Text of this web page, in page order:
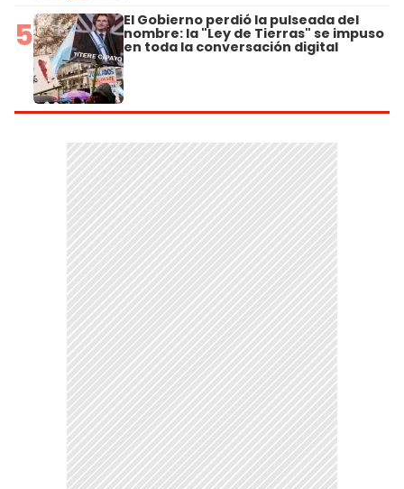
5 El Gobierno perdió la pulseada del
nombre: la "Ley de Tierras" se impuso
en toda la conversación digital